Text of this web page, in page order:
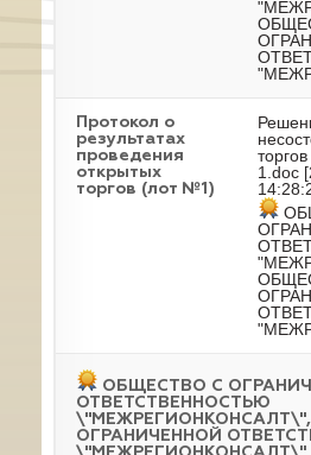
Протокол о
результатах
проведения
открытых
торгов (лот №1)
1.doc
ОБЩЕСТВО С
ОТВЕТСТВЕННОСТЬЮ
ОГРАНИЧЕННОЙ